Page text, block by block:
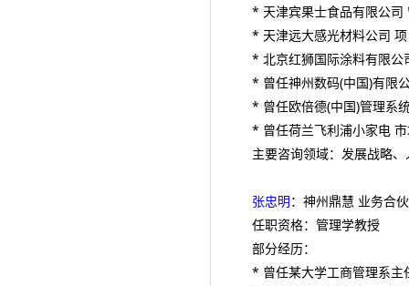
* 天津宾果士食品有限公司
* 天津远大感光材料公司
* 北京红狮国际涂料有限公
* 曾任神州数码(中国)有限
* 曾任欧倍德(中国)管理系
* 曾任荷兰飞利浦小家电
主要咨询领域：发展战略
张忠明：神州鼎慧 业务合
任职资格：管理学教授
部分经历：
* 曾任某大学工商管理系主